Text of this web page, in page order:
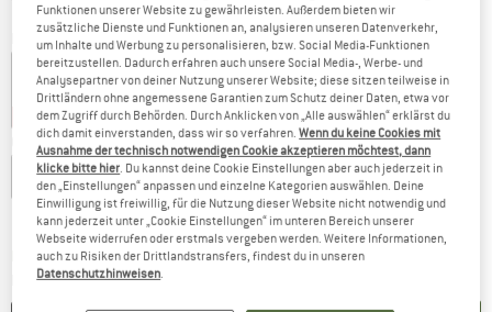
Farbe:Turquoise
35% 60%
Größe:XL
XS S M L XL XXL
Größentabelle
Lieferzeit: 2-4 WerktageDer Link öffnet sich in einer Infobox und
Menge:
Funktionen unserer Website zu gewährleisten. Außerdem bieten wir
zusätzliche Dienste und Funktionen an, analysieren unseren Datenverkehr,
um Inhalte und Werbung zu personalisieren, bzw. Social Media-Funktionen
bereitzustellen. Dadurch erfahren auch unsere Social Media-, Werbe- und
Analysepartner von deiner Nutzung unserer Website; diese sitzen teilweise in
Drittländern ohne angemessene Garantien zum Schutz deiner Daten, etwa vor
dem Zugriff durch Behörden. Durch Anklicken von „Alle auswählen“ erklärst du
dich damit einverstanden, dass wir so verfahren.Wenn du keine Cookies mit
Ausnahme der technisch notwendigen Cookie akzeptieren möchtest, dann
klicke bitte hier. Du kannst deine Cookie Einstellungen aber auch jederzeit in
den „Einstellungen“ anpassen und einzelne Kategorien auswählen. Deine
Einwilligung ist freiwillig, für die Nutzung dieser Website nicht notwendig und
kann jederzeit unter „Cookie Einstellungen“ im unteren Bereich unserer
Webseite widerrufen oder erstmals vergeben werden. Weitere Informationen,
auch zu Risiken der Drittlandstransfers, findest du in unseren
Datenschutzhinweisen.